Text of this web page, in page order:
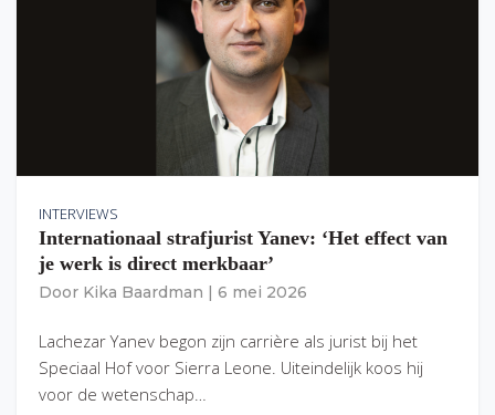
INTERVIEWS
Internationaal strafjurist Yanev: ‘Het effect van
je werk is direct merkbaar’
Door Kika Baardman 6 mei 2026
Lachezar Yanev begon zijn carrière als jurist bij het
Speciaal Hof voor Sierra Leone. Uiteindelijk koos hij
voor de wetenschap…